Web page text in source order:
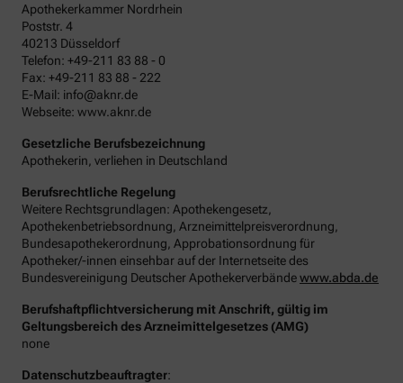
Apothekerkammer Nordrhein
Poststr. 4
40213 Düsseldorf
Telefon: +49-211 83 88 - 0
Fax: +49-211 83 88 - 222
E-Mail: info@aknr.de
Webseite: www.aknr.de
Gesetzliche Berufsbezeichnung
Apothekerin, verliehen in Deutschland
Berufsrechtliche Regelung
Weitere Rechtsgrundlagen: Apothekengesetz,
Apothekenbetriebsordnung, Arzneimittelpreisverordnung,
Bundesapothekerordnung, Approbationsordnung für
Apotheker/-innen einsehbar auf der Internetseite des
Bundesvereinigung Deutscher Apothekerverbändewww.abda.de
Berufshaftpflichtversicherung mit Anschrift, gültig im
Geltungsbereich des Arzneimittelgesetzes (AMG)
none
Datenschutzbeauftragter: